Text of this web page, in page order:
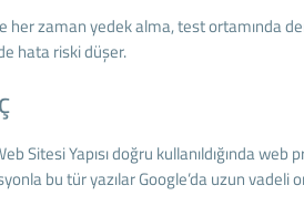
her zaman yedek alma, test ortamında
hata riski düşer.
Sitesi Yapısı doğru kullanıldığında
bu tür yazılar Google’da uzun vadeli